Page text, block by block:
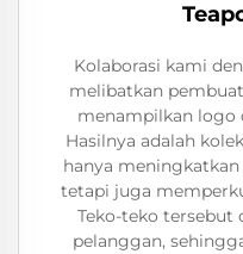
Kolaborasi kami
melibatkan
menampilkan logo
Hasilnya adalah
hanya
tetapi juga
Teko-teko tersebut
pelanggan,